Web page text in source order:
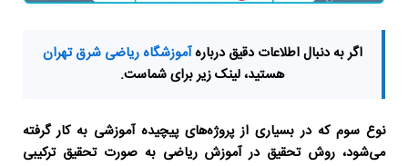
اگر به دنبال اطلاعات دقیق دربارهآموزشگاه ریاضی شرق تهران
هستید، لینک زیر برای شماست.
نوع سوم که در بسیاری از پروژه‌های پیچیده آموزشی به کار گرفته
می‌شود، روش تحقیق در آموزش ریاضی به صورت تحقیق ترکیبی